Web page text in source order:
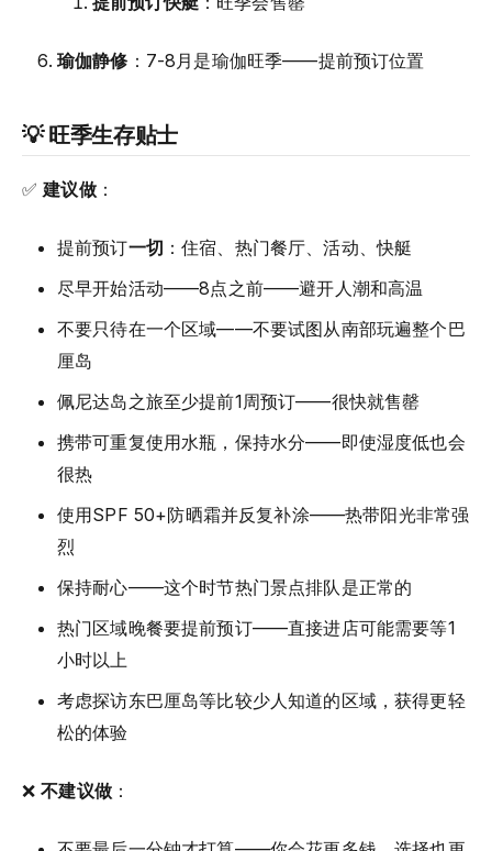
瑜伽静修 ：7-8月是瑜伽旺季——提前预订位置
💡 旺季生存贴士
✅建议做：
提前预订一切 ：住宿、热门餐厅、活动、快艇
尽早开始活动——8点之前——避开人潮和高温
不要只待在一个区域——不要试图从南部玩遍整个巴
厘岛
佩尼达岛之旅至少提前1周预订——很快就售罄
携带可重复使用水瓶，保持水分——即使湿度低也会
很热
使用SPF 50+防晒霜并反复补涂——热带阳光非常强
烈
保持耐心——这个时节热门景点排队是正常的
热门区域晚餐要提前预订——直接进店可能需要等1
小时以上
考虑探访东巴厘岛等比较少人知道的区域，获得更轻
松的体验
❌不建议做：